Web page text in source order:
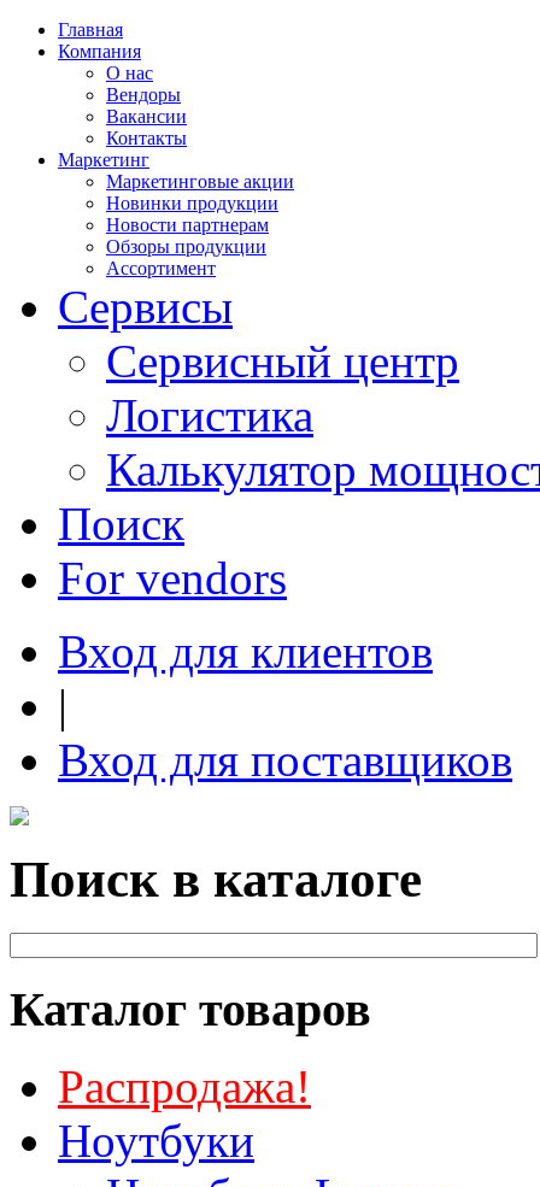
Главная
Компания
О нас
Вендоры
Вакансии
Контакты
Маркетинг
Маркетинговые акции
Новинки продукции
Новости партнерам
Обзоры продукции
Ассортимент
Сервисы
Сервисный центр
Логистика
Калькулятор
Поиск
For vendors
Вход для клиентов
|
Вход для поставщиков
Поиск в каталоге
Каталог товаров
Распродажа!
Ноутбуки